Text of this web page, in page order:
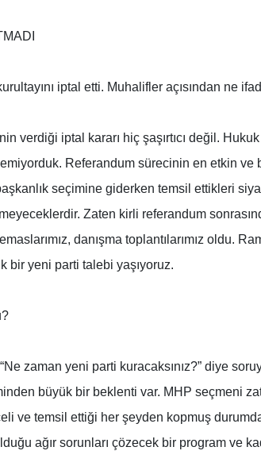
iptal etti. Muhalifler açısından ne
verdiği iptal kararı hiç şaşırtıcı değil.
Referandum sürecinin en etkin ve
seçimine giderken temsil ettikleri
Zaten kirli referandum
danışma toplantılarımız oldu.
bir yeni parti talebi yaşıyoruz.
zaman yeni parti kuracaksınız?” diye
büyük bir beklenti var. MHP seçmeni
ve temsil ettiği her şeyden kopmuş
ağır sorunları çözecek bir program ve